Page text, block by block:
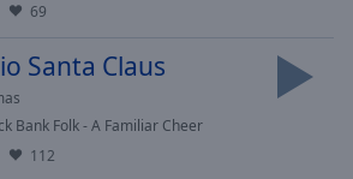
69
Santa Claus
Bank Folk - A Familiar Cheer
112